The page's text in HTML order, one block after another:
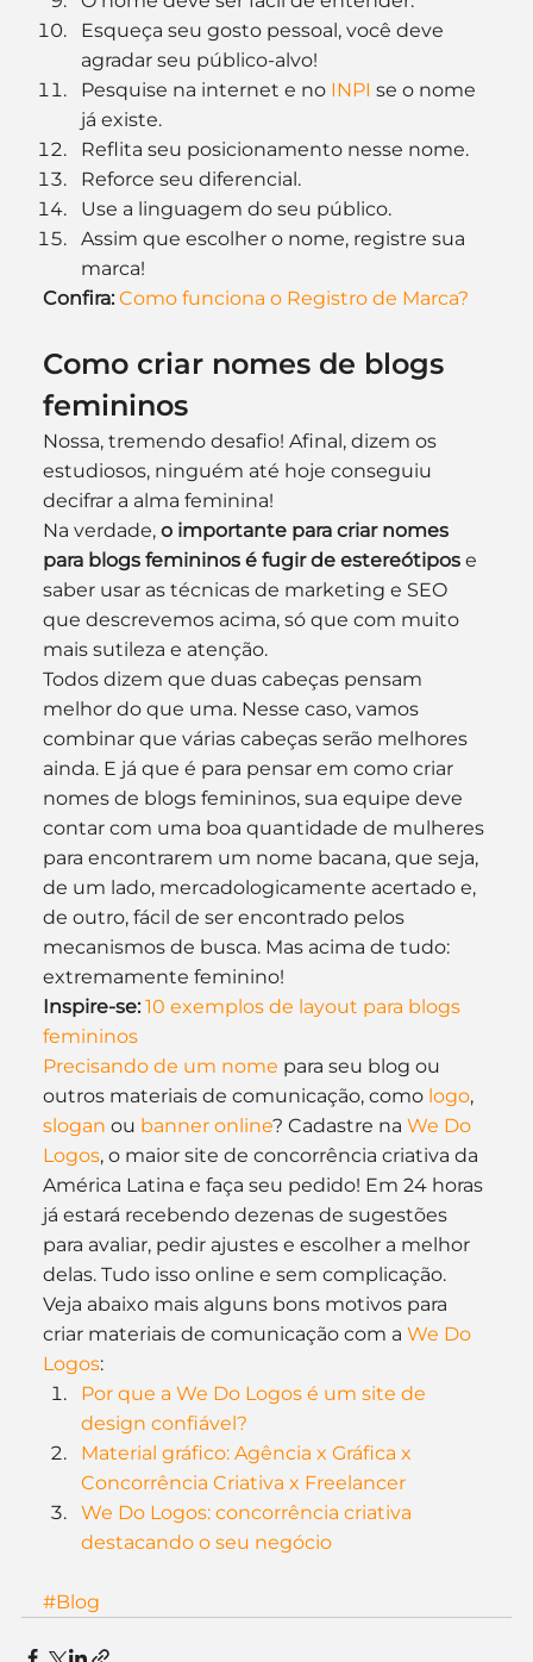
Esqueça seu gosto pessoal, você deve
agradar seu público-alvo!
Pesquise na internet e no INPI se o nome
já existe.
Reflita seu posicionamento nesse nome.
Reforce seu diferencial.
Use a linguagem do seu público.
Assim que escolher o nome, registre sua
marca!
Confira: Como funciona o Registro de Marca?
Como criar nomes de blogs
femininos
Nossa, tremendo desafio! Afinal, dizem os
estudiosos, ninguém até hoje conseguiu
decifrar a alma feminina!
Na verdade, o importante para criar nomes
para blogs femininos é fugir de estereótipos e
saber usar as técnicas de marketing e SEO
que descrevemos acima, só que com muito
mais sutileza e atenção.
Todos dizem que duas cabeças pensam
melhor do que uma. Nesse caso, vamos
combinar que várias cabeças serão melhores
ainda. E já que é para pensar em como criar
nomes de blogs femininos, sua equipe deve
contar com uma boa quantidade de mulheres
para encontrarem um nome bacana, que seja,
de um lado, mercadologicamente acertado e,
de outro, fácil de ser encontrado pelos
mecanismos de busca. Mas acima de tudo:
extremamente feminino!
Inspire-se: 10 exemplos de layout para blogs
femininos
Precisando de um nome para seu blog ou
outros materiais de comunicação, como logo,
slogan ou banner online? Cadastre na We Do
Logos, o maior site de concorrência criativa da
América Latina e faça seu pedido! Em 24 horas
já estará recebendo dezenas de sugestões
para avaliar, pedir ajustes e escolher a melhor
delas. Tudo isso online e sem complicação.
Veja abaixo mais alguns bons motivos para
criar materiais de comunicação com a We Do
Logos:
Por que a We Do Logos é um site de
design confiável?
Material gráfico: Agência x Gráfica x
Concorrência Criativa x Freelancer
We Do Logos: concorrência criativa
destacando o seu negócio
#Blog